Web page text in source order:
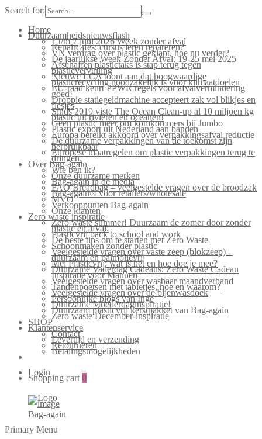
Search for:
Home
Duurzaamheidsnieuwsflash
1 t/m 7 juni 2026 Week zonder afval
Repaircafés: cursus leren repareren?
VN verdrag over plastic geklapt, hoe nu verder?
De jaarlijkse Week Zonder Afval: 19-25 mei 2025
Afschaffen plastictaks is stap terug tegen
plasticvervuiling
Nieuwe LCA toont aan dat hoogwaardige
plasticrecycling noodzakelijk is voor klimaatdoelen
EU-raad keurt PPWR regels voor afvalvermindering
goed!
Droppie statiegeldmachine accepteert zak vol blikjes en
flesjes
Sinds 2019 viste The Ocean Clean-up al 10 miljoen kg
plastic uit rivieren en oceanen!
Geen plastic meer om komkommers bij Jumbo
Plastic export uit Nederland aan banden
Europa bereikt akkoord over verpakkingsafval reductie
De duurzame verpakkingen van de toekomst zijn
herbruikbaar
Europese maatregelen om plastic verpakkingen terug te
dringen.
Over Bag-again
Wie ben ik?
Onze duurzame merken
Bag-again in de media
FAQ Breadbag – veelgestelde vragen over de broodzak
Bag-again® voor retailers/wholesale
MVO
Verkooppunten Bag-again
Onze klanten
Zero waste inspiratie
Zero waste summer! Duurzaam de zomer door zonder
plastic en afval.
Plasticvrij back to school and work
De beste tips om te starten met Zero Waste
Schoonmaken zonder plastic
Veelgestelde vragen over vaste zeep (blokzeep) –
duurzaam en palmolievrij
Mei Plasticvrij: wat is het en hoe doe je mee?
Duurzame Vaderdag Cadeaus: Zero Waste Cadeau
Inspiratie voor Mannen
Veelgestelde vragen over wasbaar maandverband
Tandenpoetsen met tabletjes, hoe en waarom?
Veelgestelde vragen over de bijenwasdoek
Persoonlijke blogs van Inge
Duurzame Moederdaginspiratie!
Duurzaam plasticvrij kerstpakket van Bag-again
Zero waste December-inspiratie
SHOP
Klantenservice
Contact
Levertijd en verzending
Retourneren
Betalingsmogelijkheden
Login
Shopping cart 0
Bag-again
Primary Menu